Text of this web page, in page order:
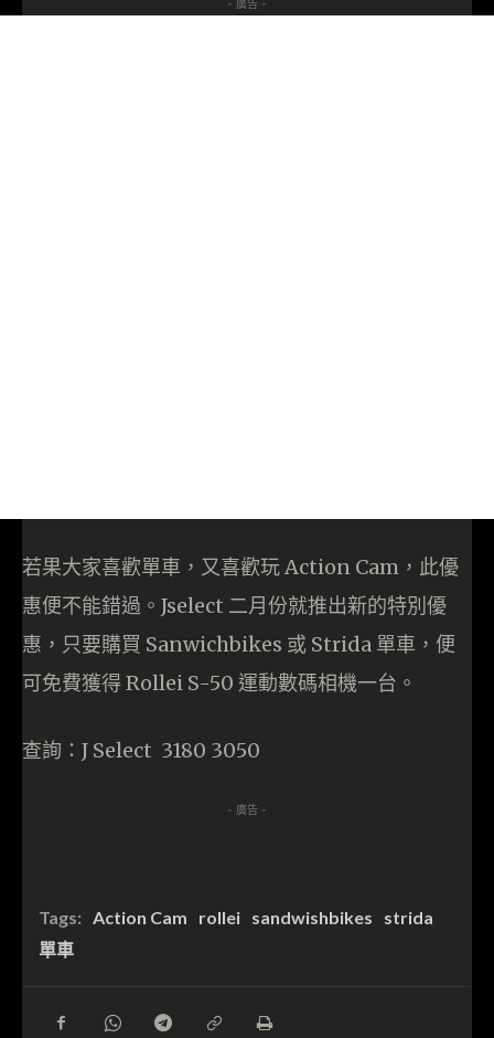
- 廣告 -
若果大家喜歡單車，又喜歡玩 Action Cam，此優
惠便不能錯過。Jselect 二月份就推出新的特別優
惠，只要購買 Sanwichbikes 或 Strida 單車，便
可免費獲得 Rollei S-50 運動數碼相機一台。
查詢：J Select 3180 3050
- 廣告 -
Tags: Action Cam rollei sandwishbikes
strida
單車